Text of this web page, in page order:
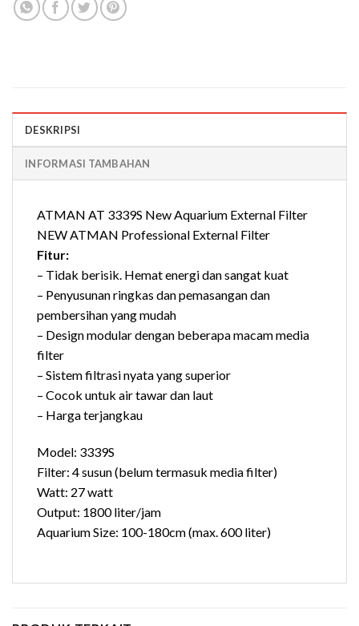
DESKRIPSI
INFORMASI TAMBAHAN
ATMAN AT 3339S New Aquarium External Filter
NEW ATMAN Professional External Filter
Fitur:
– Tidak berisik. Hemat energi dan sangat kuat
– Penyusunan ringkas dan pemasangan dan
pembersihan yang mudah
– Design modular dengan beberapa macam media
filter
– Sistem filtrasi nyata yang superior
– Cocok untuk air tawar dan laut
– Harga terjangkau
Model: 3339S
Filter: 4 susun (belum termasuk media filter)
Watt: 27 watt
Output: 1800 liter/jam
Aquarium Size: 100-180cm (max. 600 liter)